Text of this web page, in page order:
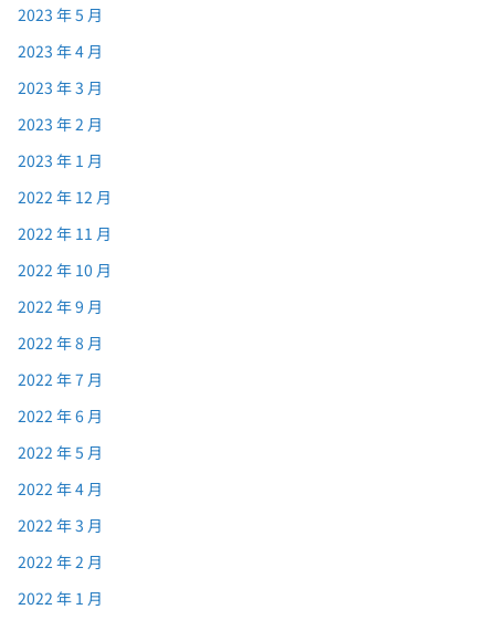
2023 年 5 月
2023 年 4 月
2023 年 3 月
2023 年 2 月
2023 年 1 月
2022 年 12 月
2022 年 11 月
2022 年 10 月
2022 年 9 月
2022 年 8 月
2022 年 7 月
2022 年 6 月
2022 年 5 月
2022 年 4 月
2022 年 3 月
2022 年 2 月
2022 年 1 月